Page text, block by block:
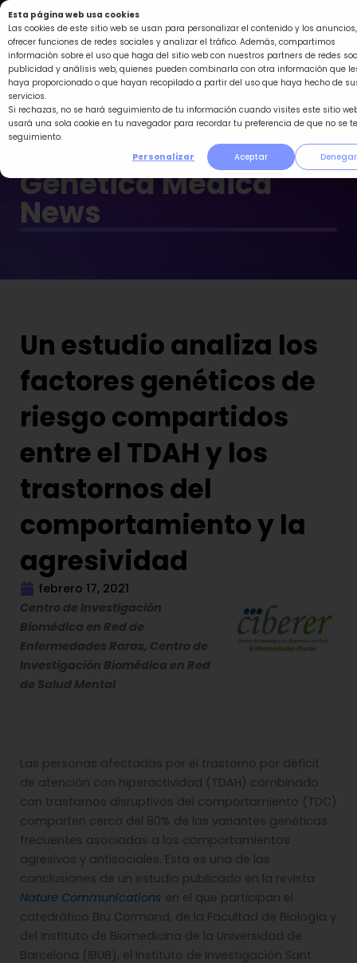
Esta página web usa cookies
Las cookies de este sitio web se usan para personalizar el contenido y los anuncios,
ofrecer funciones de redes sociales y analizar el tráfico. Además, compartimos
información sobre el uso que haga del sitio web con nuestros partners de redes
publicidad y análisis web, quienes pueden combinarla con otra información que
haya proporcionado o que hayan recopilado a partir del uso que haya hecho de
servicios.
Si rechazas, no se hará seguimiento de tu información cuando visites este sitio
usará una sola cookie en tu navegador para recordar tu preferencia de que no se
seguimiento.
Personalizar
Aceptar Denegar
Ir
al
contenido
Genética Médica
News
Un estudio analiza los
factores genéticos de
riesgo compartidos
entre el TDAH y los
trastornos del
comportamiento y la
agresividad
febrero 17, 2021
Centro de Investigación
Biomédica en Red de
Enfermedades Raras, Centro de
Investigación Biomédica en Red
de Salud Mental
Las personas afectadas por el trastorno por déficit
de atención con hiperactividad (TDAH) combinado
con trastornos disruptivos del comportamiento (TDC)
comparten cerca del 80% de las variantes genéticas
frecuentes asociadas a los comportamientos
agresivos y antisociales. Esta es una de las
conclusiones de un estudio publicado en la revista
Nature Communications en el que participan el
catedrático Bru Cormand, de la Facultad de Biología y
del Instituto de Biomedicina de la Universidad de
Barcelona (IBUB), el Instituto de Investigación Sant